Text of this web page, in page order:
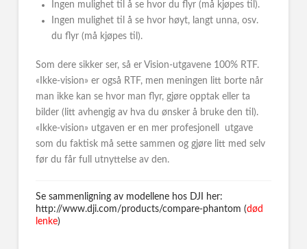
Ingen mulighet til å se hvor du flyr (må kjøpes til).
Ingen mulighet til å se hvor høyt, langt unna, osv.
du flyr (må kjøpes til).
Som dere sikker ser, så er Vision-utgavene 100% RTF.
«Ikke-vision» er også RTF, men meningen litt borte når
man ikke kan se hvor man flyr, gjøre opptak eller ta
bilder (litt avhengig av hva du ønsker å bruke den til).
«Ikke-vision» utgaven er en mer profesjonell utgave
som du faktisk må sette sammen og gjøre litt med selv
før du får full utnyttelse av den.
Se sammenligning av modellene hos DJI her:
http://www.dji.com/products/compare-phantom (død
lenke)